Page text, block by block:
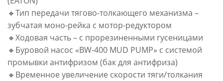
🔸Тип передачи тягово-толкающего механизма –
зубчатая моно-рейка с мотор-редуктором
🔸Ходовая часть – с прорезиненными гусеницами
🔸Буровой насос «BW-400 MUD PUMP» с системой
промывки антифризом (бак для антифриза)
🔸Временное увеличение скорости тяги/толкания